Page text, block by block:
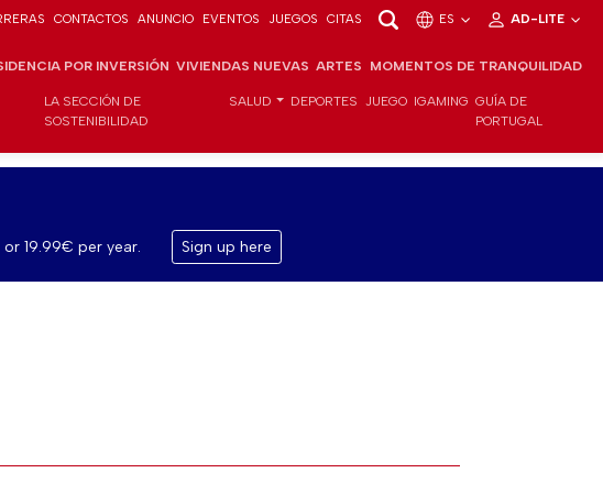
CONTACTOS ANUNCIO EVENTOS JUEGOS CITAS ES AD-LITE
POR INVERSIÓN VIVIENDAS NUEVAS ARTES MOMENTOS DE TRANQUILIDAD
LA SECCIÓN DE
SOSTENIBILIDAD
SALUD DEPORTES JUEGO IGAMING GUÍA DE
PORTUGAL
19.99€ per year. Sign up here